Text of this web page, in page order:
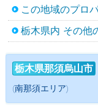
この地域のプロ
栃木県内 その他
栃木県那須烏山市
(南那須エリア)